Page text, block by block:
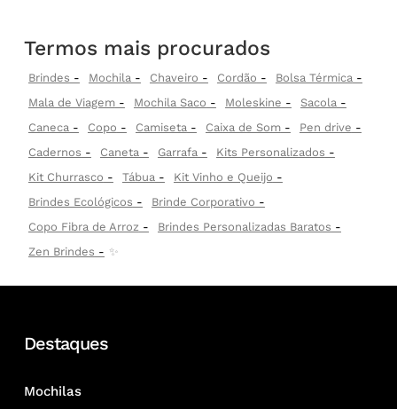
Termos mais procurados
Brindes Mochila Chaveiro Cordão
Bolsa Térmica
Mala de Viagem
Mochila Saco Moleskine
Sacola
Caneca
Copo Camiseta Caixa de Som
Pen drive
Cadernos
Caneta Garrafa
Kits Personalizados
Kit Churrasco
Tábua
Kit Vinho e Queijo
Brindes Ecológicos
Brinde Corporativo
Copo Fibra de Arroz
Brindes Personalizadas Baratos
Zen Brindes
✨
Destaques
Mochilas